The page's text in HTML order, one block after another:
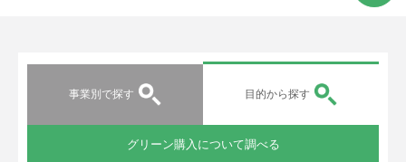
事業別で探す 目的から探す
グリーン購入について調べる